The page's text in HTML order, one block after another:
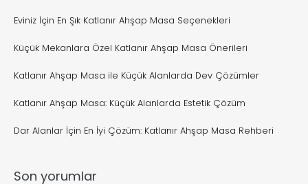
Eviniz İçin En Şık Katlanır Ahşap Masa Seçenekleri
Küçük Mekanlara Özel Katlanır Ahşap Masa Önerileri
Katlanır Ahşap Masa ile Küçük Alanlarda Dev Çözümler
Katlanır Ahşap Masa: Küçük Alanlarda Estetik Çözüm
Dar Alanlar İçin En İyi Çözüm: Katlanır Ahşap Masa Rehberi
Son yorumlar